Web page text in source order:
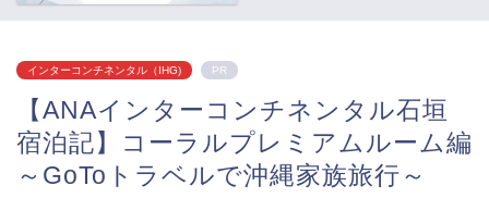
インターコンチネンタル（IHG) PR
【ANAインターコンチネンタル石垣
宿泊記】コーラルプレミアムルーム編
～GoToトラベルで沖縄家族旅行～